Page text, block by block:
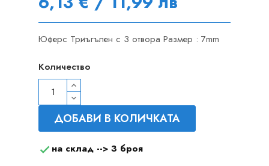
Юферс Триъгълен с 3 отвора Размер : 7mm
Количество
ДОБАВИ В КОЛИЧКАТА
 на склад --> 3 броя